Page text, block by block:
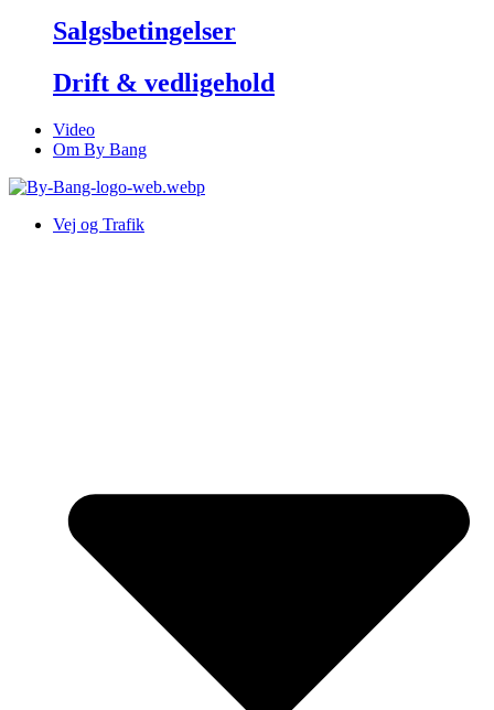
Salgsbetingelser
Drift & vedligehold
Video
Om By Bang
Vej og Trafik